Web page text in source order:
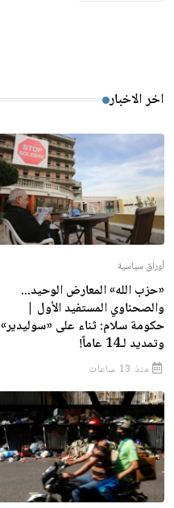
اخر الاخبار
أوراق سياسية
«حزب الله» المعارض الوحيد...
والصحناوي المستفيد الأول |
حكومة سلام: ثناء على «سوليدير»
وتمديد لـ14 عاماً!
منذ 13 ساعات